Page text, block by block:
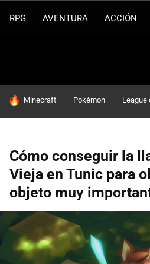
RPG AVENTURA ACCIÓN
HOY SE HABLA DE
Minecraft Pokémon League
Cómo conseguir la
Vieja en Tunic para
objeto muy